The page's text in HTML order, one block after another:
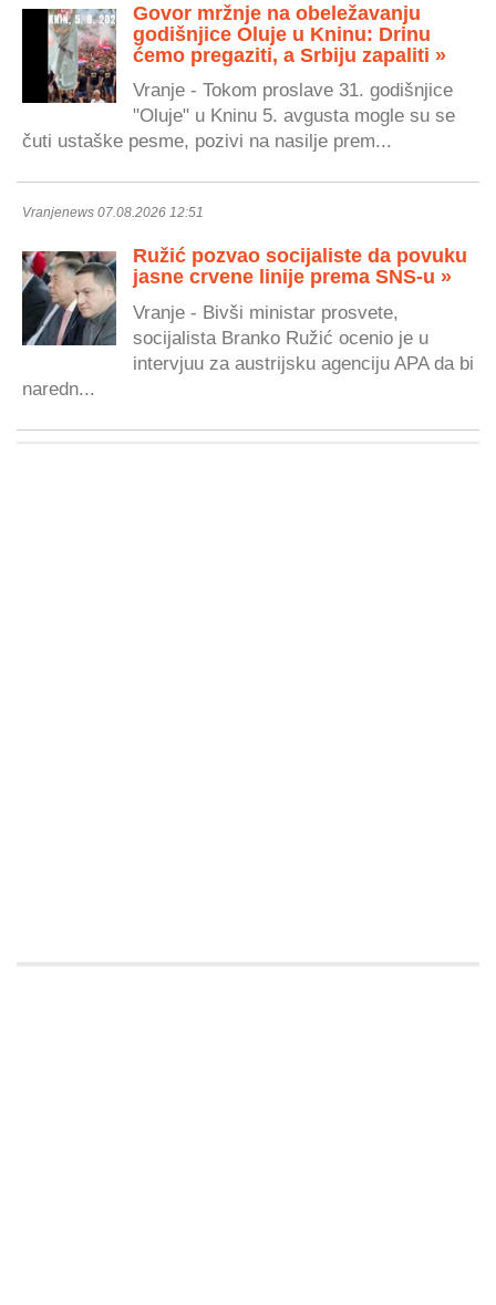
Govor mržnje na obeležavanju
godišnjice Oluje u Kninu: Drinu
ćemo pregaziti, a Srbiju zapaliti »
Vranje - Tokom proslave 31. godišnjice
"Oluje" u Kninu 5. avgusta mogle su se
čuti ustaške pesme, pozivi na nasilje prem...
Vranjenews 07.08.2026 12:51
Ružić pozvao socijaliste da povuku
jasne crvene linije prema SNS-u »
Vranje - Bivši ministar prosvete,
socijalista Branko Ružić ocenio je u
intervjuu za austrijsku agenciju APA da bi
naredn...